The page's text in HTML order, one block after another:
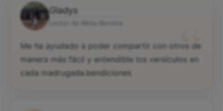
Gladys
“
Me ha ayudado a poder compartir con otros de
manera más fácil y entendible los versículos en
cada madrugada.bendiciones